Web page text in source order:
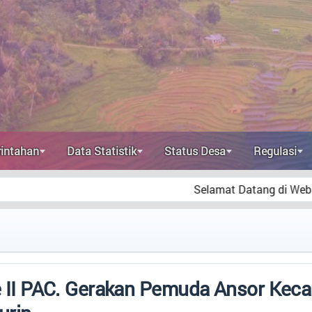
Data Statistik Status Desa Regulasi
Selamat Datang di Website Resmi
II PAC. Gerakan Pemuda Ansor